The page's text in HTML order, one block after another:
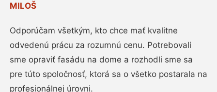
MILOŠ
Odporúčam všetkým, kto chce mať kvalitne
odvedenú prácu za rozumnú cenu. Potrebovali
sme opraviť fasádu na dome a rozhodli sme sa
pre túto spoločnosť, ktorá sa o všetko postarala na
profesionálnej úrovni.